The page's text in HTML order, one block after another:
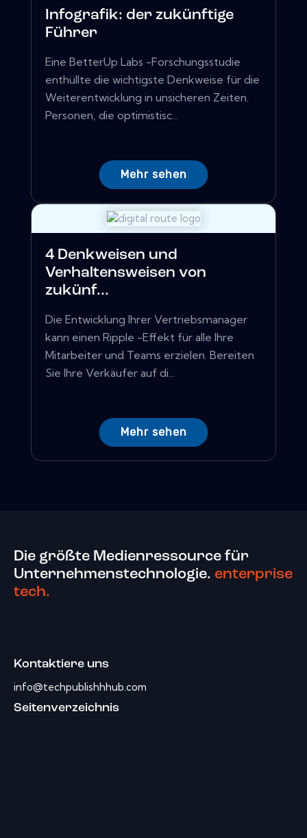
Infografik: der zukünftige
Führer
Eine BetterUp Labs -Forschungsstudie
enthüllte die wichtigste Denkweise für die
Weiterentwicklung in unsicheren Zeiten.
Personen, die optimistisc...
Mehr sehen
4 Denkweisen und
Verhaltensweisen von
zukünf...
Die Entwicklung Ihrer Vertriebsmanager
kann einen Ripple -Effekt für alle Ihre
Mitarbeiter und Teams erzielen. Bereiten
Sie Ihre Verkäufer auf di...
Mehr sehen
Die größte Medienressource für
Unternehmenstechnologie. enterprise
tech.
Kontaktiere uns
info@techpublishhhub.com
Seitenverzeichnis